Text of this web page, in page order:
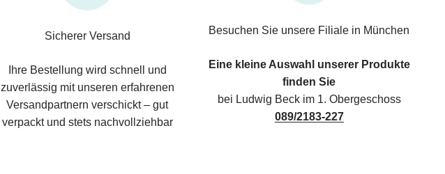
Sicherer Versand
Ihre Bestellung wird schnell und
zuverlässig mit unseren erfahrenen
Versandpartnern verschickt – gut
verpackt und stets nachvollziehbar
Besuchen Sie unsere Filiale in München
Eine kleine Auswahl unserer Produkte
finden Sie
bei Ludwig Beck im 1. Obergeschoss
089/2183-227